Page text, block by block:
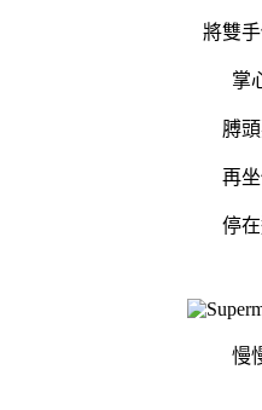
將雙
掌
膊
再
停
慢